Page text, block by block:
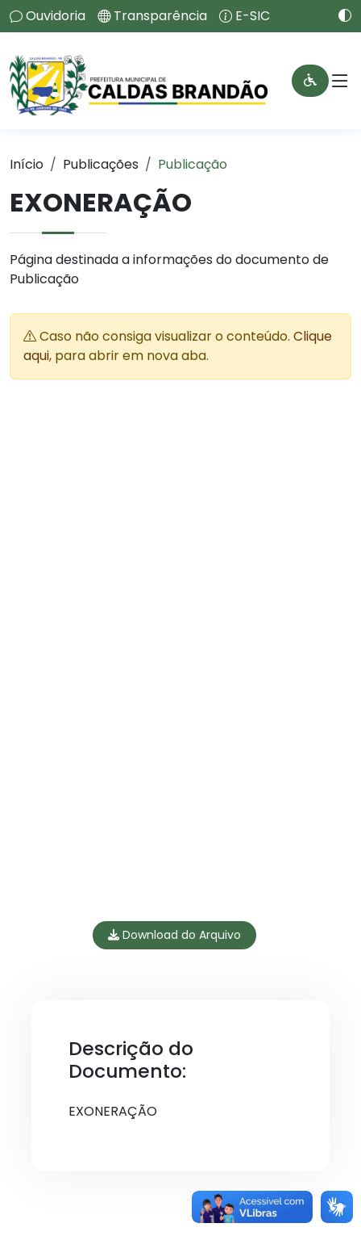
Ouvidoria Transparência E-SIC
Início Publicações Publicação
EXONERAÇÃO
Página destinada a informações do documento de
Publicação
Caso não consiga visualizar o conteúdo. Clique
aqui, para abrir em nova aba.
Download do Arquivo
Descrição do
Documento:
EXONERAÇÃO